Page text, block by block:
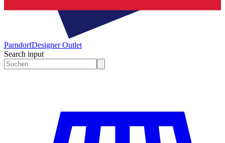
ParndorfDesigner Outlet
Search input